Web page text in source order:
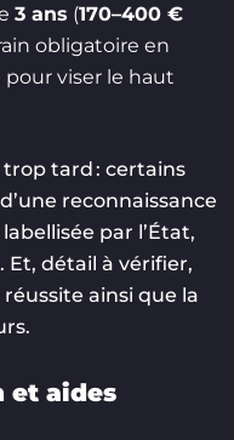
3 ans (170–400 €
obligatoire en
pour viser le haut
tard : certains
reconnaissance
par l’État,
Et, détail à vérifier,
ainsi que la
et aides